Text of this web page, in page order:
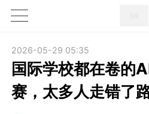
1X
2026-05-29 05:35
国际学校都在卷的
赛，太多人走错了